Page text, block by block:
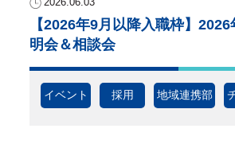
【2026年9月以降入職枠】
明会＆相談会
イベント 採用 地域連携部